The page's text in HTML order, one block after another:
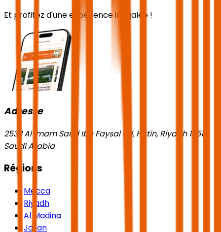
Et profitez d'une expérience inégalée !
Adresse
2533 Al Imam Saud Ibn Faysal Rd, Hittin, Riyadh 13518,
Saudi Arabia
Régions
Mecca
Riyadh
Al Madina
Jazan